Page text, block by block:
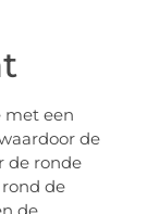
met een
de
de ronde
de
de